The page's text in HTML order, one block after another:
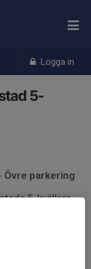
Logga in
5-
Övre parkering
5-kvällars.
och 2025.
söndag kväll.